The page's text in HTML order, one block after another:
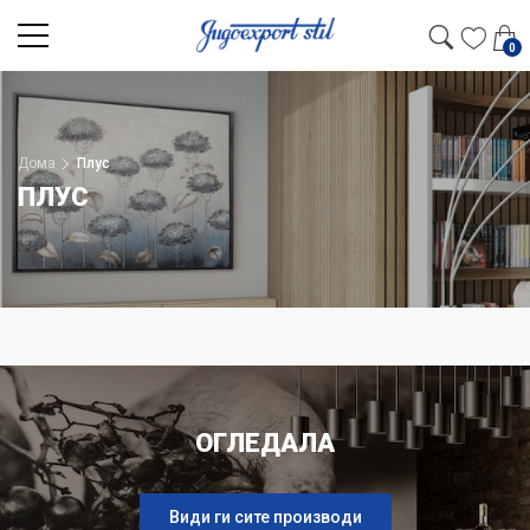
0
Дома Плус
ПЛУС
ОГЛЕДАЛА
Види ги сите производи